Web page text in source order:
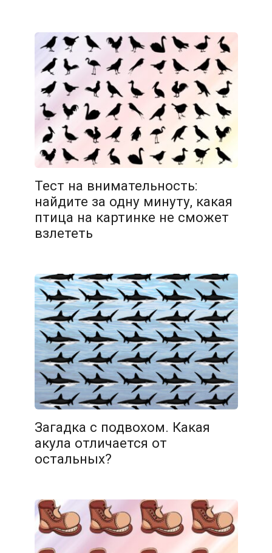
11.02.2026
Тест на внимательность:
найдите за одну минуту, какая
птица на картинке не сможет
взлететь
11.02.2026
Загадка с подвохом. Какая
акула отличается от
остальных?